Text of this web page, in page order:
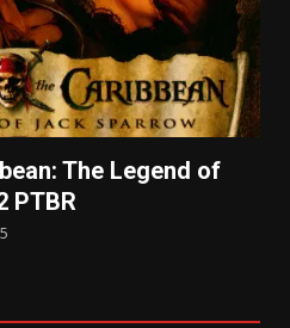
The Legend of
PTBR